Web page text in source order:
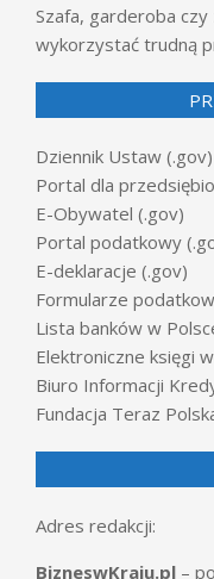
Szafa, garderoba
wykorzystać trudną
Dziennik Ustaw (.gov)
Portal dla
E-Obywatel (.gov)
Portal podatkowy
E-deklaracje (.gov)
Formularze
Lista banków w
Elektroniczne księgi
Biuro Informacji
Fundacja Teraz
Adres redakcji:
BizneswKraju.pl –